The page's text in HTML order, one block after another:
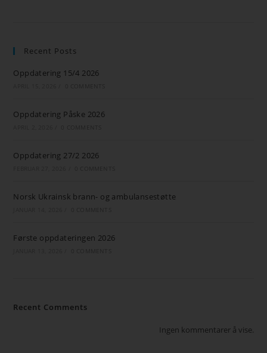
Recent Posts
Oppdatering 15/4 2026
Oppdatering Påske 2026
Oppdatering 27/2 2026
Norsk Ukrainsk brann- og ambulansestøtte
Første oppdateringen 2026
Recent Comments
Ingen kommentarer å vise.